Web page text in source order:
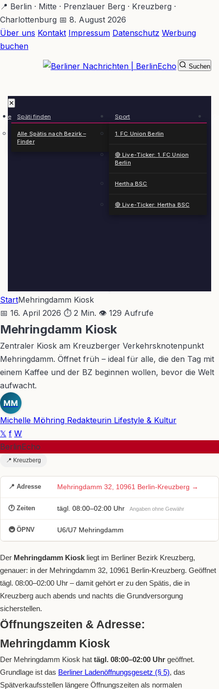
Zum
Hauptinhalt
springen
📍 Berlin · Mitte · Prenzlauer Berg · Kreuzberg ·
Charlottenburg 📅 8. August 2026
Über uns Kontakt Impressum Datenschutz Werbung
buchen
✕
Späti finden
Alle Spätis nach Bezirk –
Finder
Sport
1. FC Union Berlin
🔴 Live-Ticker: 1. FC Union
Berlin
Hertha BSC
🔴 Live-Ticker: Hertha BSC
Suchen
StartMehringdamm Kiosk
📅 16. April 2026 ⏱ 2 Min. 👁 129 Aufrufe
Mehringdamm Kiosk
Zentraler Kiosk am Kreuzberger Verkehrsknotenpunkt
Mehringdamm. Öffnet früh – ideal für alle, die den Tag mit
einem Kaffee und der BZ beginnen wollen, bevor die Welt
aufwacht.
MM
Michelle Möhring Redakteurin Lifestyle & Kultur
𝕏 f W
BerlinEcho
📍 Kreuzberg
📍 Adresse Mehringdamm 32, 10961 Berlin-Kreuzberg →
🕐 Zeiten tägl. 08:00–02:00 Uhr Angaben ohne Gewähr
🚇 ÖPNV U6/U7 Mehringdamm
Der Mehringdamm Kiosk liegt im Berliner Bezirk Kreuzberg,
genauer: in der Mehringdamm 32, 10961 Berlin-Kreuzberg. Geöffnet
tägl. 08:00–02:00 Uhr – damit gehört er zu den Spätis, die in
Kreuzberg auch abends und nachts die Grundversorgung
sicherstellen.
Öffnungszeiten & Adresse:
Mehringdamm Kiosk
Der Mehringdamm Kiosk hat tägl. 08:00–02:00 Uhr geöffnet.
Grundlage ist das Berliner Ladenöffnungsgesetz (§ 5), das
Spätverkaufsstellen längere Öffnungszeiten als normalen